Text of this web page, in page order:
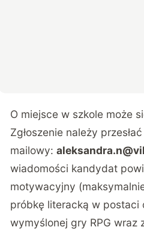
O miejsce w szkole może
Zgłoszenie należy
mailowy:
wiadomości kandydat
motywacyjny
próbkę literacką w postaci
wymyślonej gry RPG wraz